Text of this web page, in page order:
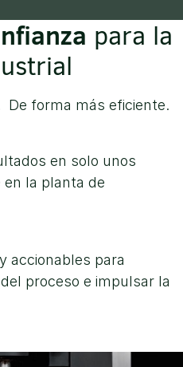
para la
forma más eficiente.
en solo unos
la planta de
accionables para
proceso e impulsar la